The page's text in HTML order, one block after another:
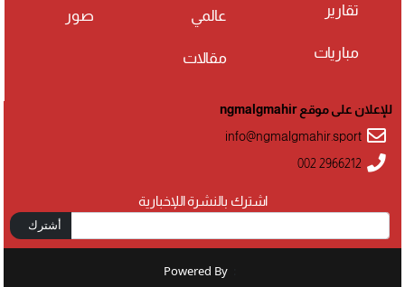
تقارير
مباريات
عالمي
مقالات
صور
اشترك بالنشرة اللإخبارية
أشترك
للإعلان على موقع ngmalgmahir
info@ngmalgmahir.sport
002 2966212
Powered By